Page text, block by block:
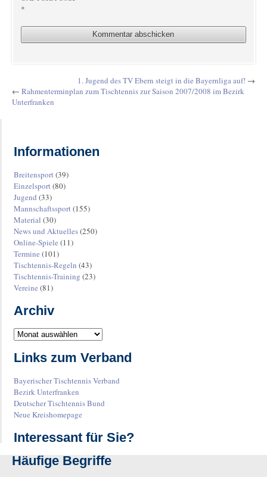
*
1. Jugend des TV Ebern steigt in die Bayernliga auf! →
← Rahmenterminplan zum Tischtennis zur Saison 2007/2008 im Bezirk
Unterfranken
Informationen
Breitensport(39)
Einzelsport(80)
Jugend (33)
Mannschaftssport(155)
Material (30)
News und Aktuelles(250)
Online-Spiele (11)
Termine (101)
Tischtennis-Regeln (43)
Tischtennis-Training (23)
Vereine (81)
Archiv
Links zum Verband
Bayerischer Tischtennis Verband
Bezirk Unterfranken
Deutscher Tischtennis Bund
Neue Kreishomepage
Interessant für Sie?
Häufige Begriffe